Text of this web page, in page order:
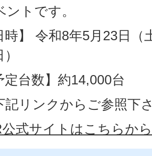
ントです。
時】 令和8年5月23日
定台数】約14,000台
記リンクからご参照下
式サイトはこちらか